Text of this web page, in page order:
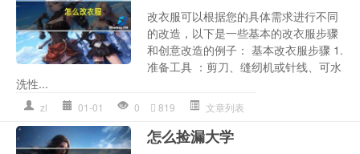
改衣服可以根据您的具体需求进行不同
的改造，以下是一些基本的改衣服步骤
和创意改造的例子： 基本改衣服步骤 1.
准备工具 ：剪刀、缝纫机或针线、可水
洗性...
zl 01-01 0 819 文章列表
怎么捡漏大学